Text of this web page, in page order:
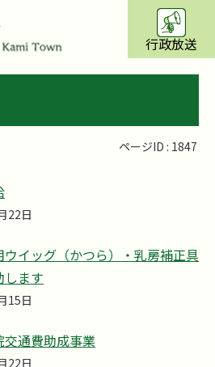
行政放送
ページID : 1847
22日
イッグ（かつら）・乳房補正具
します
15日
通費助成事業
22日